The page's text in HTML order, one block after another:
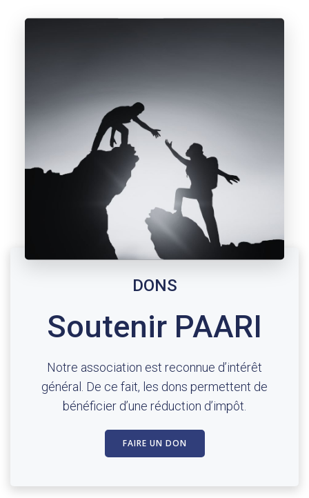
DONS
Soutenir PAARI
Notre association est reconnue d’intérêt
général. De ce fait, les dons permettent de
bénéficier d’une réduction d’impôt.
FAIRE UN DON